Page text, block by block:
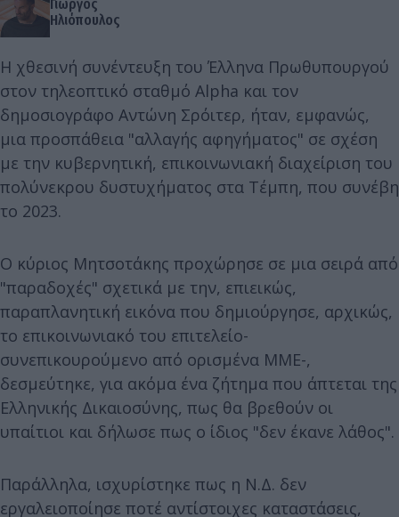
Γιώργος
Ηλιόπουλος
Η χθεσινή συνέντευξη του Έλληνα Πρωθυπουργού
στον τηλεοπτικό σταθμό Alpha και τον
δημοσιογράφο Αντώνη Σρόιτερ, ήταν, εμφανώς,
μια προσπάθεια "αλλαγής αφηγήματος" σε σχέση
με την κυβερνητική, επικοινωνιακή διαχείριση του
πολύνεκρου δυστυχήματος στα Τέμπη, που συνέβη
το 2023.
Ο κύριος Μητσοτάκης προχώρησε σε μια σειρά από
"παραδοχές" σχετικά με την, επιεικώς,
παραπλανητική εικόνα που δημιούργησε, αρχικώς,
το επικοινωνιακό του επιτελείο-
συνεπικουρούμενο από ορισμένα ΜΜΕ-,
δεσμεύτηκε, για ακόμα ένα ζήτημα που άπτεται της
Ελληνικής Δικαιοσύνης, πως θα βρεθούν οι
υπαίτιοι και δήλωσε πως ο ίδιος "δεν έκανε λάθος".
Παράλληλα, ισχυρίστηκε πως η Ν.Δ. δεν
εργαλειοποίησε ποτέ αντίστοιχες καταστάσεις,